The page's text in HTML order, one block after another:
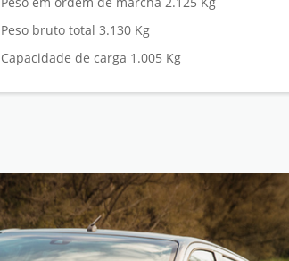
Peso bruto total 3.130 Kg
Capacidade de carga 1.005 Kg